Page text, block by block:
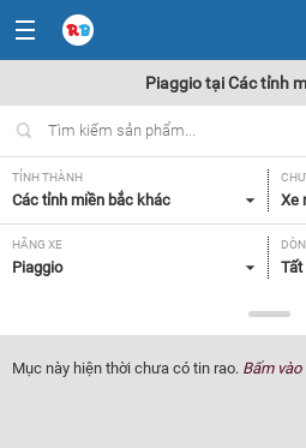
Piaggio tại Các tỉnh
TỈNH THÀNH
Các tỉnh miền bắc khác Xe
HÃNG XE
Piaggio Tất
Xe mới
GIÁ
Tất
Mục này hiện thời chưa có tin rao. Bấm vào